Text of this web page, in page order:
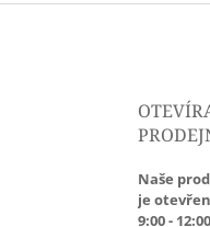
Naše
je
9:00 -